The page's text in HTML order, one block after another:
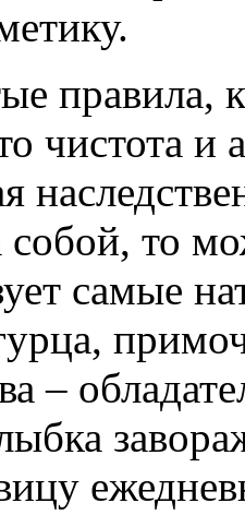
правила,
чистота и
собой, то
самые
–